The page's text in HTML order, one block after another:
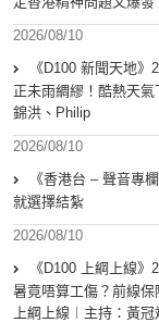
2026/08/10
《D100 新聞天地
正未雨綢繆！酷熱天
錦洪、Philip
2026/08/10
《香港台 – 聲音專
就選擇結紮
2026/08/10
《D100 上綱上線
暑竟唔算工傷？前線
上綱上線︱主持：黃